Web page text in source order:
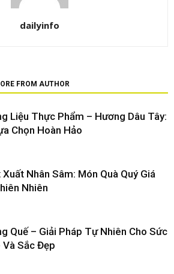
dailyinfo
FROM AUTHOR
Liệu Thực Phẩm – Hương Dâu Tây:
Chọn Hoàn Hảo
Xuất Nhân Sâm: Món Quà Quý Giá
Nhiên
Quế – Giải Pháp Tự Nhiên Cho Sức
Và Sắc Đẹp